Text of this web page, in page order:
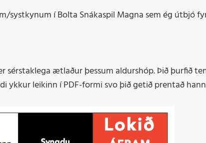
systkynum í Bolta Snákaspil Magna sem ég útbjó
sérstaklega ætlaður þessum aldurshóp. Þið þurfið
ykkur leikinn í PDF-formi svo þið getið prentað